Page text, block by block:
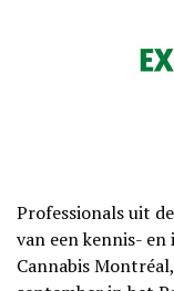
Professionals uit
van een kennis-
Cannabis